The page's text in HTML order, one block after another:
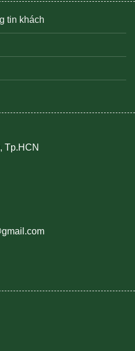
tin khách
Tp.HCN